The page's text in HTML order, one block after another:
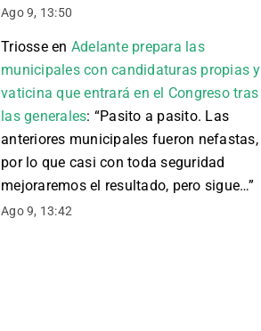
Ago 9, 13:50
Triosseen Adelante prepara las
municipales con candidaturas propias y
vaticina que entrará en el Congreso tras
las generales: “Pasito a pasito. Las
anteriores municipales fueron nefastas,
por lo que casi con toda seguridad
mejoraremos el resultado, pero sigue…”
Ago 9, 13:42